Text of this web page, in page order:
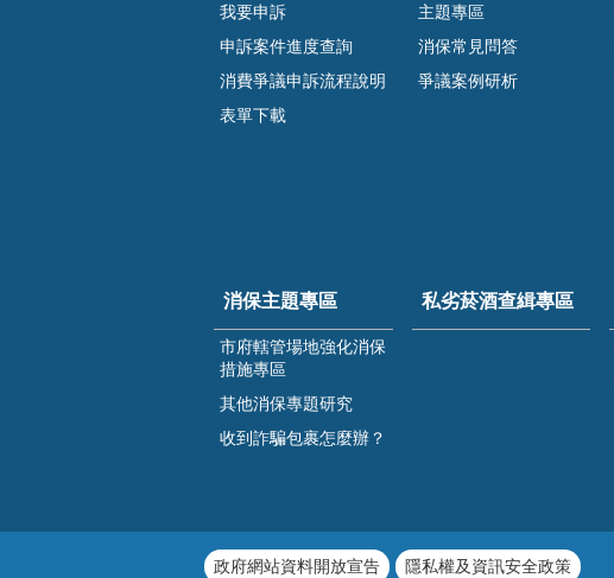
我要申訴
申訴案件進度查詢
消費爭議申訴流程說明
表單下載
主題專區
消保常見問答
爭議案例研析
消保主題專區
市府轄管場地強化消保
措施專區
其他消保專題研究
收到詐騙包裹怎麼辦？
私劣菸酒查緝專區
政府網站資料開放宣告 隱私權及資訊安全政策